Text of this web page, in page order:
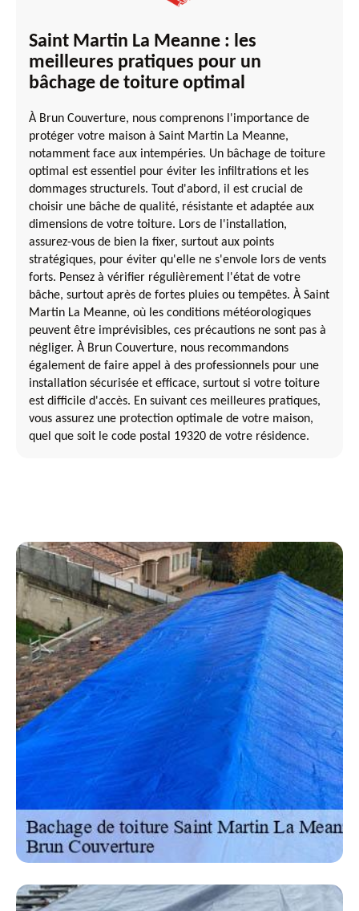
Saint Martin La Meanne : les
meilleures pratiques pour un
bâchage de toiture optimal
À Brun Couverture, nous comprenons l'importance de
protéger votre maison à Saint Martin La Meanne,
notamment face aux intempéries. Un bâchage de toiture
optimal est essentiel pour éviter les infiltrations et les
dommages structurels. Tout d'abord, il est crucial de
choisir une bâche de qualité, résistante et adaptée aux
dimensions de votre toiture. Lors de l'installation,
assurez-vous de bien la fixer, surtout aux points
stratégiques, pour éviter qu'elle ne s'envole lors de vents
forts. Pensez à vérifier régulièrement l'état de votre
bâche, surtout après de fortes pluies ou tempêtes. À Saint
Martin La Meanne, où les conditions météorologiques
peuvent être imprévisibles, ces précautions ne sont pas à
négliger. À Brun Couverture, nous recommandons
également de faire appel à des professionnels pour une
installation sécurisée et efficace, surtout si votre toiture
est difficile d'accès. En suivant ces meilleures pratiques,
vous assurez une protection optimale de votre maison,
quel que soit le code postal 19320 de votre résidence.